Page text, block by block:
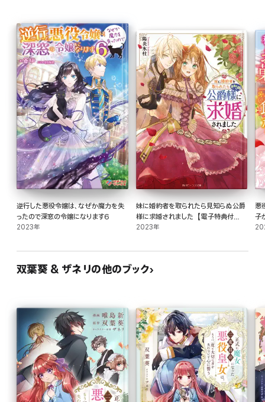
著者について
●双葉葵
岡山県出身、岡山在住の生粋の桃っ子です。
一巻の時は、表紙に、ゼラニウムを描いてもらうことで、花言葉を使って頂けていま
したが、二巻でもまた、担当編集さんの案で表紙にスズランを描いてもらうことで、
セオドアとアリスの関係性を表現するように『幸せの再来』という意味を持たせても
らっています。
●ザネリ
1巻に引き続きイラストを描かせていただきました。
幸せそうに微笑むアリスを描けることは本当嬉しくて……
アリスとセオドアと色んなキャラクター達の掛け合いに
たくさんドキドキしてほっこりしてもらえますよう力添えができれば幸いです。
逆行した悪役令嬢は、なぜか魔力を失
ったので深窓の令嬢になります6
2023年
妹に婚約者を取られたら見知らぬ公爵
様に求婚されました【電子特典付
き】
2023年
悪
子
か
双葉葵 & ザネリの他のブック